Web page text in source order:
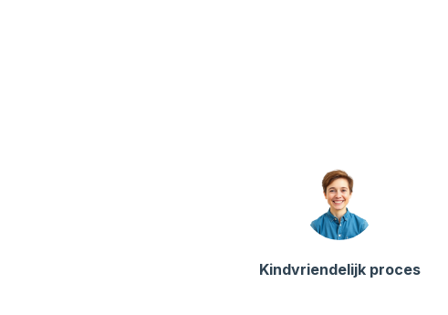
Kindvriendelijk proces